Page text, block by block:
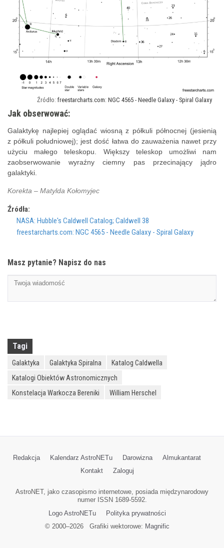
freestarcharts.com: NGC 4565 - Needle Galaxy - Spiral Galaxy
Jak obserwować:
Galaktykę najlepiej oglądać wiosną z półkuli północnej (jesienią
z półkuli południowej); jest dość łatwa do zauważenia nawet przy
użyciu małego teleskopu. Większy teleskop umożliwi nam
zaobserwowanie wyraźny ciemny pas przecinający jądro
galaktyki.
Korekta – Matylda Kołomyjec
Źródła:
NASA: Hubble's Caldwell Catalog; Caldwell 38
freestarcharts.com: NGC 4565 - Needle Galaxy - Spiral Galaxy
Masz pytanie? Napisz do nas
Tagi
Galaktyka Galaktyka Spiralna
Katalog Caldwella
Katalogi Obiektów Astronomicznych
Konstelacja Warkocza Bereniki
William Herschel
Redakcja Kalendarz AstroNETu Darowizna
Almukantarat
Kontakt
Zaloguj
AstroNET, jako czasopismo internetowe, posiada międzynarodowy
numer ISSN 1689-5592.
Logo AstroNETu
Polityka prywatności
© 2000–2026Grafiki wektorowe: Magnific